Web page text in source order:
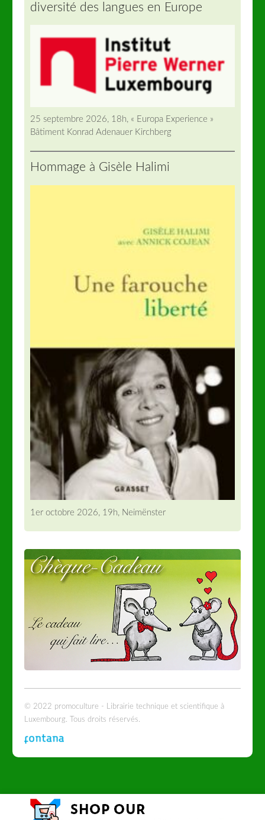
diversité des langues en Europe
25 septembre 2026, 18h, « Europa Experience »
Bâtiment Konrad Adenauer Kirchberg
Hommage à Gisèle Halimi
1er octobre 2026, 19h, Neimënster
© 2022 promoculture - Librairie technique et scientifique à
Luxembourg. Tous droits réservés.